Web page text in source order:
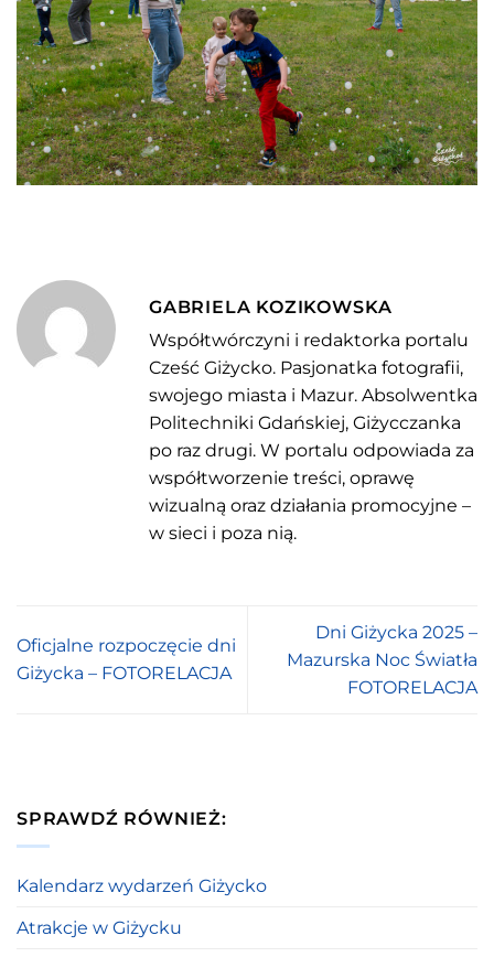
GABRIELA KOZIKOWSKA
Współtwórczyni i redaktorka portalu
Cześć Giżycko. Pasjonatka fotografii,
swojego miasta i Mazur. Absolwentka
Politechniki Gdańskiej, Giżycczanka
po raz drugi. W portalu odpowiada za
współtworzenie treści, oprawę
wizualną oraz działania promocyjne –
w sieci i poza nią.
Oficjalne rozpoczęcie dni
Giżycka – FOTORELACJA
Dni Giżycka 2025 –
Mazurska Noc Światła
FOTORELACJA
SPRAWDŹ RÓWNIEŻ:
Kalendarz wydarzeń Giżycko
Atrakcje w Giżycku